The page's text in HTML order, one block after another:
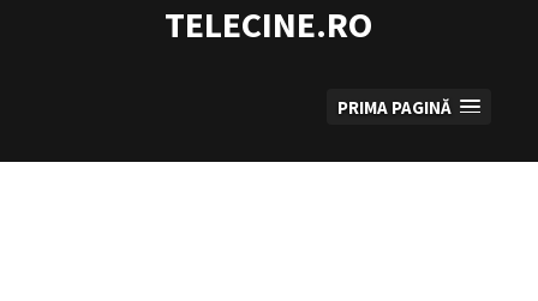
conținut
TELECINE.RO
PRIMA PAGINĂ